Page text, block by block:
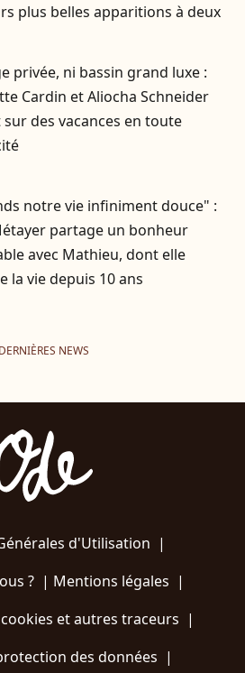
plus belles apparitions à deux
privée, ni bassin grand luxe :
Cardin et Aliocha Schneider
des vacances en toute
notre vie infiniment douce" :
partage un bonheur
avec Mathieu, dont elle
la vie depuis 10 ans
DERNIÈRES NEWS
d'Utilisation |
?| Mentions légales |
et autres traceurs |
des données |